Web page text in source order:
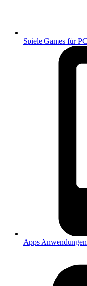
Spiele Games für
Apps